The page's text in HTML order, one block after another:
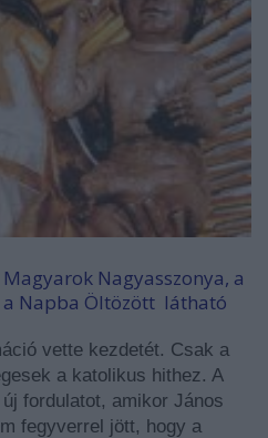
Nagyasszonya, a
a Napba Öltözött látható
vette kezdetét. Csak a
a katolikus hithez. A
fordulatot, amikor János
fegyverrel jött, hogy a